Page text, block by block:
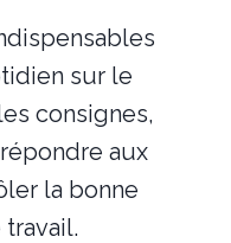
sur le
consignes,
aux
la bonne